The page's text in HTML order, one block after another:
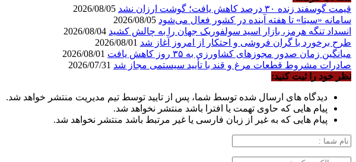
قیمت گوسفند زنده ۳۰ درصد کاهش یافت؛ گوشت ارزان نشد
سامانه «سیتا» تا هفته آینده در کشور فعال می‌شود
انسداد تنگه هرمز، بازار اسید سولفوریک جهان را به چالش کشید
طرح برخورد با گران فروشی و احتکار از امروز آغاز شد
میانگین زمان صدور مجوزهای کشاورزی به ۳۵ روز کاهش یافت
صادرات مشروط قطعات مرغ و قند با تأیید سیستمی مجاز شد
نظر خود را ثبت کنید:
دیدگاه های ارسال شده توسط شما، پس از تایید توسط تیم مدیریت منتشر خواهد شد.
پیام هایی که حاوی تهمت یا افترا باشد منتشر نخواهد شد.
پیام هایی که به غیر از زبان فارسی یا غیر مرتبط باشد منتشر نخواهد شد.